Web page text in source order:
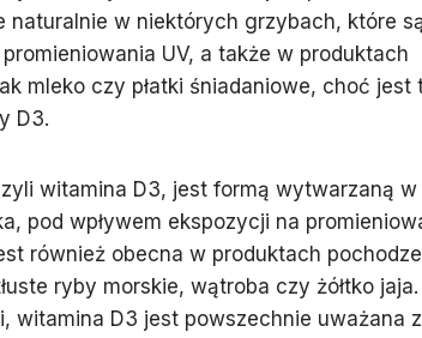
naturalnie w niektórych grzybach, które
UV, a także w produktach
mleko czy płatki śniadaniowe, choć jest
D3.
witamina D3, jest formą wytwarzaną w
pod wpływem ekspozycji na
również obecna w produktach
ryby morskie, wątroba czy żółtko
witamina D3 jest powszechnie uważana